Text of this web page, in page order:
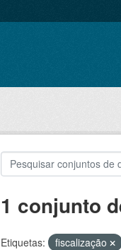
1 conjunto
Etiquetas: fiscalização